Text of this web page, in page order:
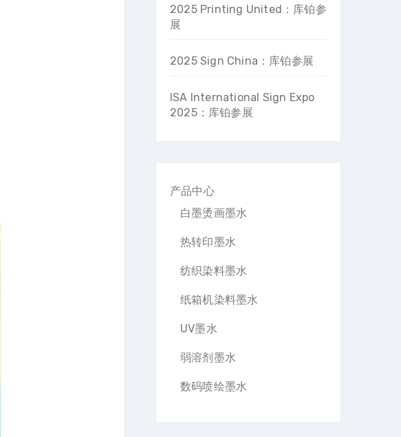
2025 Printing United：库铂参
展
2025 Sign China：库铂参展
ISA International Sign Expo
2025：库铂参展
产品中心
白墨烫画墨水
热转印墨水
纺织染料墨水
纸箱机染料墨水
UV墨水
弱溶剂墨水
数码喷绘墨水